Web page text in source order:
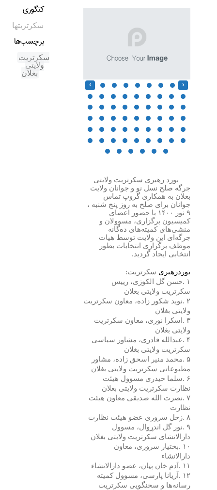
کتگوری
سکرتریتها
برچسب‌ها
سکرتریت
ولایتی
بغلان
‹ ›
بورد رهبری سکرتریت ولایتی
جرگه صلح نسل نو و جوانان ولایت
بغلان به همکاری گروپ تماس
جوانان برای صلح به روز پنج شنبه ،
۹ثور ۱۴۰۰ با حضور اعضای
کمیسیون برگزاری، مسوولان و
منشی‌های کمیته‌های ده‌گانه
جرگه‌ای این ولایت توسط هیات
موظف برگزاری انتخابات بطور
انتخابی ایجاد گردید.
بورد‌رهبری سکرتریت:
۱ .حسن گل الکوزی، رییس
سکرتریت ولایتی بغلان
۲ .نوید شکور زاده، معاون سکرتریت
ولایتی بغلان
۳.اسکرا نوری، معاون سکرتریت
ولایتی بغلان
۴ .عبدالله قادری، مشاور سیاسی
سکرتریت ولایتی بغلان
۵.محمد منیر اسحق زاده، مشاور
مطبوعاتی سکرتریت ولایتی بغلان
۶ .سلما حیدری مسوول هیئت
نظارت سکرتریت ولایتی بغلان
۷.نصرت الله صدیقی معاون هیئت
نظارت
۸ .زحل سروری عضو هیئت نظارت
۹.نور گل اندړ وال، مسوول
دارالانشای سکرتریت ولایتی بغلان
۱۰ .بختیار سروری، معاون
دارالانشاء
۱۱ .آدم خان پټان، عضو دارالانشاء
۱۲ .آریانا پارسی، مسوول کمیته
رسانه‌ها و سخنگویی سکرتریت